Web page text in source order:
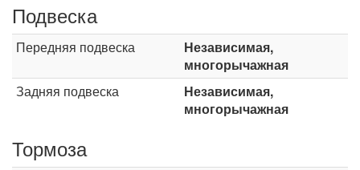
Подвеска
Передняя подвеска
Независимая,
многорычажная
Задняя подвеска
Независимая,
многорычажная
Тормоза